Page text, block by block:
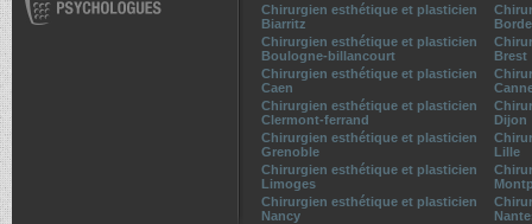
Chirurgien esthétique et plasticien
Biarritz
Chirurgien esthétique et plasticien
Boulogne-billancourt
Brest
Chirurgien esthétique et plasticien
Caen
Chirurgien esthétique et plasticien
Clermont-ferrand
Dijon
Chirurgien esthétique et plasticien
Grenoble
Lille
Chirurgien esthétique et plasticien
Limoges
Chirurgien esthétique et plasticien
Nancy